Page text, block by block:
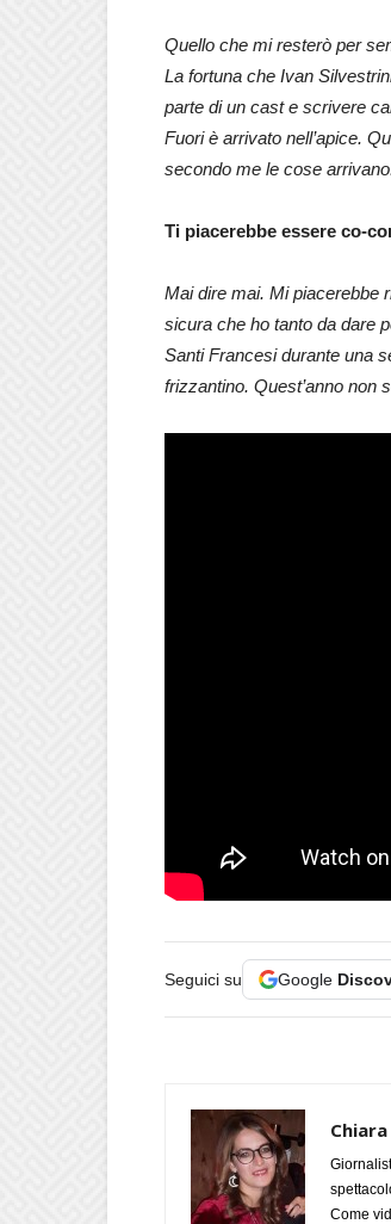
Quello che mi resterò per
La fortuna che Ivan
parte di un cast e scrivere
Fuori è arrivato nell’apice.
secondo me le cose
Ti piacerebbe essere co-
Mai dire mai. Mi piacerebbe
sicura che ho tanto da dare
Santi Francesi durante una
frizzantino. Quest’anno non
Seguici su Google
Come